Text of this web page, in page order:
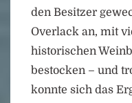
den Besitzer
Overlack an, mit
historischen
bestocken – und
konnte sich das